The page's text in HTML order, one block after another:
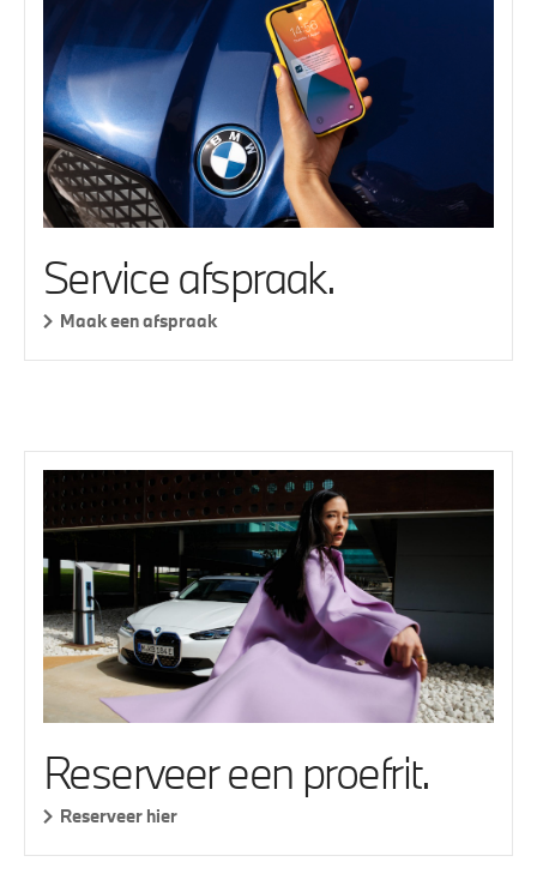
Service afspraak.
Maak een afspraak
Reserveer een proefrit.
Reserveer hier